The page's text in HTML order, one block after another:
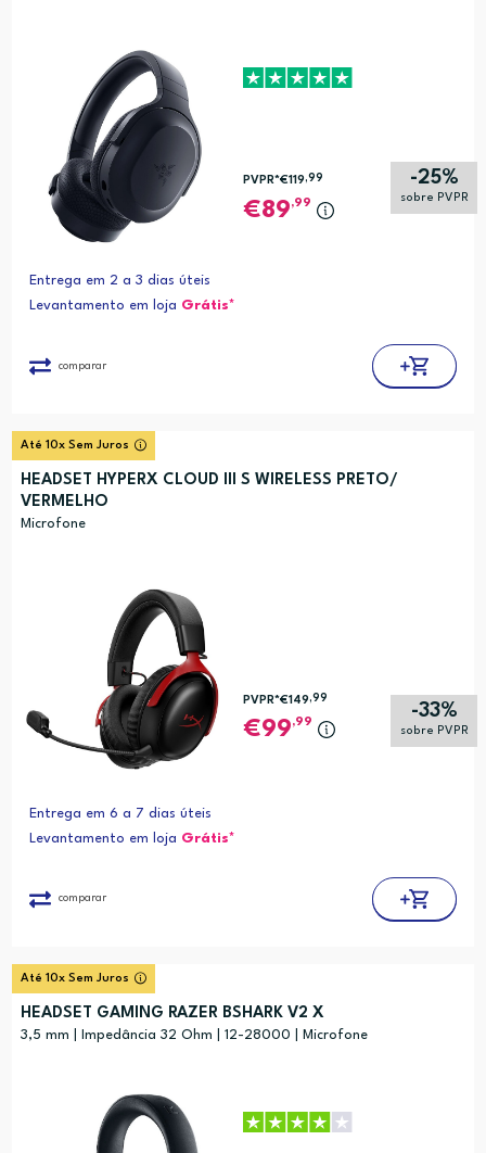
-25%
sobre PVPR
PVPR*€119,99
89,99
Entrega em 2 a 3 dias úteis
Levantamento em loja Grátis*
comparar
Até 10x Sem Juros
HEADSET HYPERX CLOUD III S WIRELESS PRETO/
VERMELHO
Microfone
-33%
sobre PVPR
PVPR*€149,99
99,99
Entrega em 6 a 7 dias úteis
Levantamento em loja Grátis*
comparar
Até 10x Sem Juros
HEADSET GAMING RAZER BSHARK V2 X
3,5 mm | Impedância 32 Ohm | 12-28000 | Microfone